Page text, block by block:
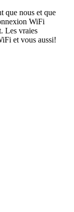
que nous et que
WiFi
Les vraies
et vous aussi!